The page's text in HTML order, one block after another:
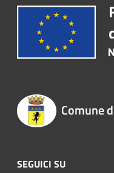
Comune
SEGUICI SU